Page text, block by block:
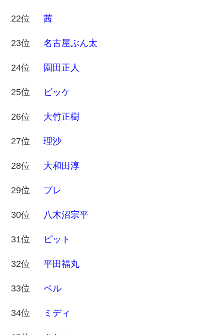
22位 茜
23位 名古屋ぶん太
24位 園田正人
25位 ビッケ
26位 大竹正樹
27位 理沙
28位 大和田淳
29位 プレ
30位 八木沼宗平
31位 ピット
32位 平田福丸
33位 ペル
34位 ミディ